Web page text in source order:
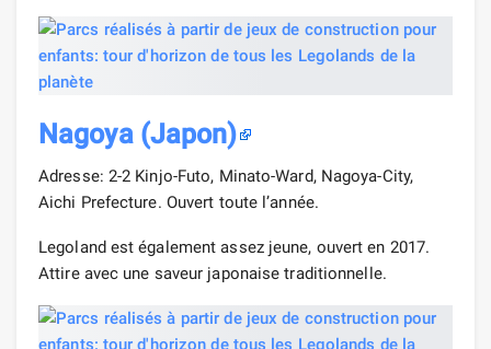
Nagoya (Japon)
Adresse: 2-2 Kinjo-Futo, Minato-Ward, Nagoya-City,
Aichi Prefecture. Ouvert toute l’année.
Legoland est également assez jeune, ouvert en 2017.
Attire avec une saveur japonaise traditionnelle.